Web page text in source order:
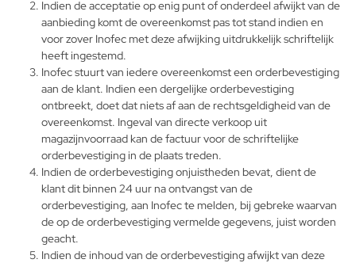
Indien de acceptatie op enig punt of onderdeel afwijkt van de
aanbieding komt de overeenkomst pas tot stand indien en
voor zover Inofec met deze afwijking uitdrukkelijk schriftelijk
heeft ingestemd.
Inofec stuurt van iedere overeenkomst een orderbevestiging
aan de klant. Indien een dergelijke orderbevestiging
ontbreekt, doet dat niets af aan de rechtsgeldigheid van de
overeenkomst. Ingeval van directe verkoop uit
magazijnvoorraad kan de factuur voor de schriftelijke
orderbevestiging in de plaats treden.
Indien de orderbevestiging onjuistheden bevat, dient de
klant dit binnen 24 uur na ontvangst van de
orderbevestiging, aan Inofec te melden, bij gebreke waarvan
de op de orderbevestiging vermelde gegevens, juist worden
geacht.
Indien de inhoud van de orderbevestiging afwijkt van deze